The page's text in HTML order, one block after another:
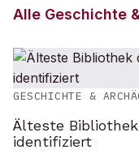
Alle Geschichte
GESCHICHTE &
Älteste
identifiziert